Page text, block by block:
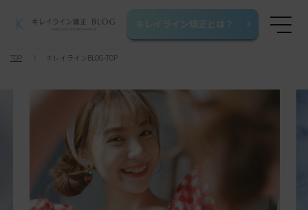
キレイライン矯正とは？
TOP キレイラインBLOG-TOP